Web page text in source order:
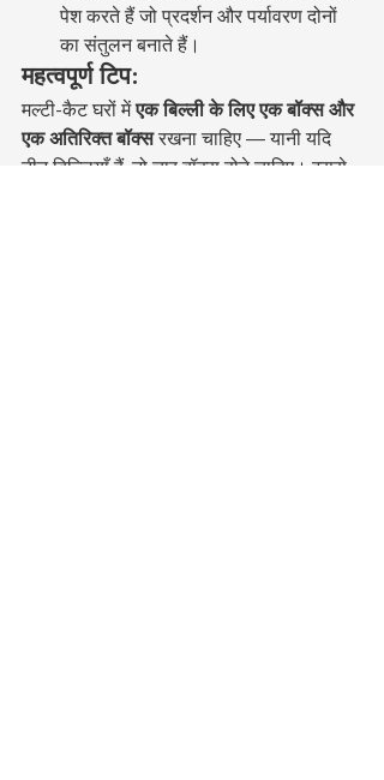
पेश करते हैं जो प्रदर्शन और पर्यावरण दोनों
का संतुलन बनाते हैं।
महत्वपूर्ण टिप:
मल्टी-कैट घरों में एक बिल्ली के लिए एक बॉक्स और
एक अतिरिक्त बॉक्स रखना चाहिए — यानी यदि
तीन बिल्लियाँ हैं, तो चार बॉक्स होने चाहिए। इससे